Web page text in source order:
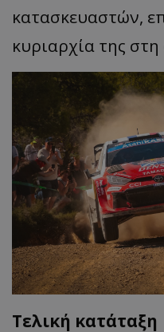
κατασκευαστών,
κυριαρχία της
Τελική κατάταξη